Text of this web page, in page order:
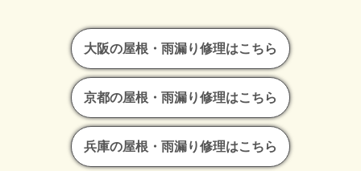
大阪の屋根・雨漏り修理はこちら
京都の屋根・雨漏り修理はこちら
兵庫の屋根・雨漏り修理はこちら